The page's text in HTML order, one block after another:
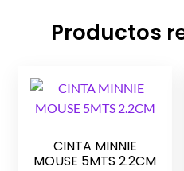
Productos
CINTA MINNIE
MOUSE 5MTS 2.2CM